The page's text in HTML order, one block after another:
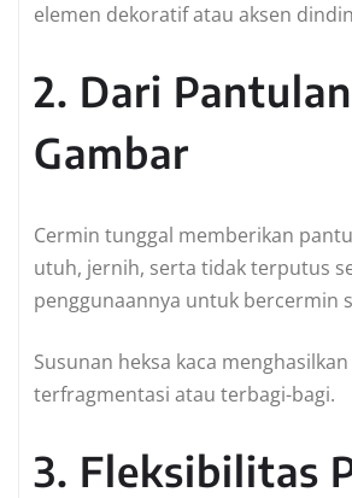
elemen dekoratif atau aksen
2. Dari Pantulan
Gambar
Cermin tunggal memberikan
utuh, jernih, serta tidak terputus
penggunaannya untuk bercermin
Susunan heksa kaca
terfragmentasi atau terbagi-bagi.
3. Fleksibilitas